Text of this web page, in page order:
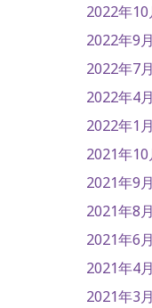
2022年10
2022年9月
2022年7月
2022年4月
2022年1月
2021年10
2021年9月
2021年8月
2021年6月
2021年4月
2021年3月